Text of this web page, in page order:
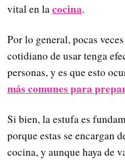
vital en lacocina.
Por lo general, pocas
cotidiano de usar tenga
personas, y es que esto
más comunes para
Si bien, la estufa es
porque estas se encargan
cocina, y aunque haya de